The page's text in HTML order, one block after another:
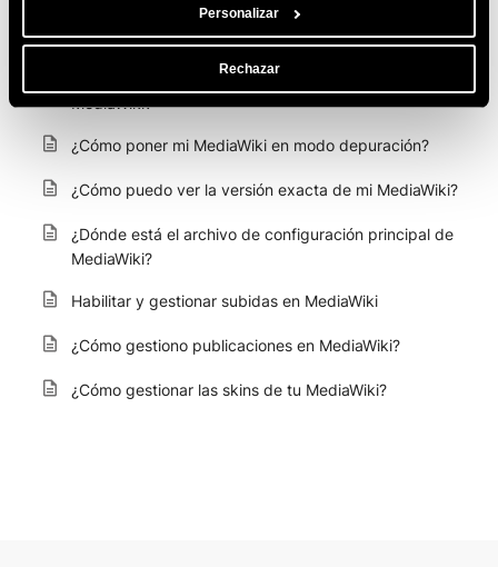
Personalizar
Rechazar
¿Cómo cambiar la contraseña admin de MediaWiki?
¿Cómo permitir la subida de archivos de mi sitio
MediaWiki?
¿Cómo poner mi MediaWiki en modo depuración?
¿Cómo puedo ver la versión exacta de mi MediaWiki?
¿Dónde está el archivo de configuración principal de
MediaWiki?
Habilitar y gestionar subidas en MediaWiki
¿Cómo gestiono publicaciones en MediaWiki?
¿Cómo gestionar las skins de tu MediaWiki?